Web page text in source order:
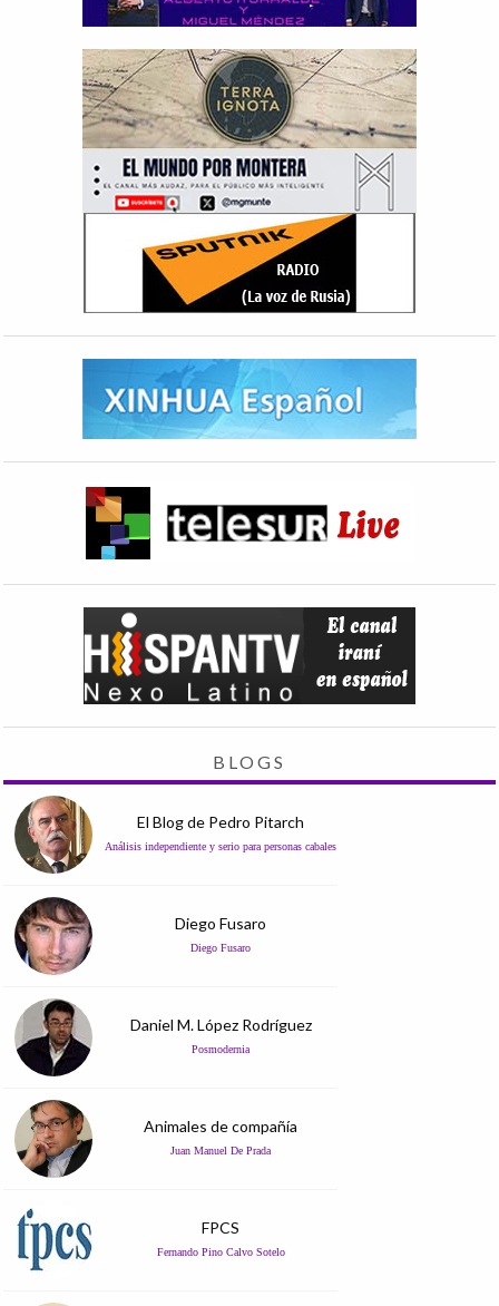
BLOGS
El Blog de Pedro Pitarch
Análisis independiente y serio para personas cabales
Diego Fusaro
Diego Fusaro
Daniel M. López Rodríguez
Posmodernia
Animales de compañía
Juan Manuel De Prada
FPCS
Fernando Pino Calvo Sotelo